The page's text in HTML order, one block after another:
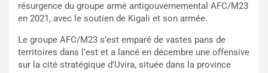
résurgence du groupe armé antigouvernemental AFC/M23
en 2021, avec le soutien de Kigali et son armée.
Le groupe AFC/M23 s’est emparé de vastes pans de
territoires dans l’est et a lancé en décembre une offensive
sur la cité stratégique d’Uvira, située dans la province